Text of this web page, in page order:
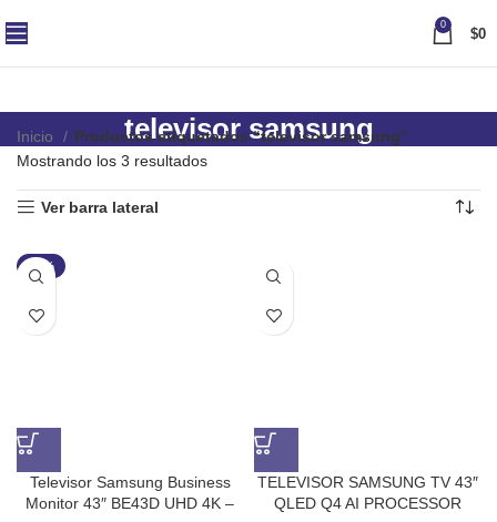
0
$0
televisor samsung
Inicio
Productos etiquetados “televisor samsung”
Mostrando los 3 resultados
Ver barra lateral
-22%
Televisor Samsung Business
Monitor 43″ BE43D UHD 4K –
TELEVISOR SAMSUNG TV 43″
QLED Q4 AI PROCESSOR